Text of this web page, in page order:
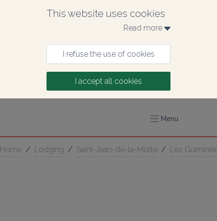
This website uses cookies
Read more
I refuse the use of cookies
I accept all cookies
Menu
Home / Lodging / Saint-Jean-de-la-Motte / Les